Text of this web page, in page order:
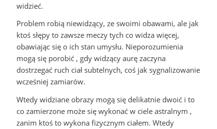
widzieć.
Problem robią niewidzący, ze swoimi obawami, ale jak
ktoś słępy to zawsze meczy tych co widza więcej,
obawiając się o ich stan umysłu. Nieporozumienia
mogą się porobić , gdy widzący aurę zaczyna
dostrzegać ruch ciał subtelnych, coś jak sygnalizowanie
wcześniej zamiarów.
Wtedy widziane obrazy mogą się delikatnie dwoić i to
co zamierzone może się wykonać w ciele astralnym ,
zanim ktoś to wykona fizycznym ciałem. Wtedy